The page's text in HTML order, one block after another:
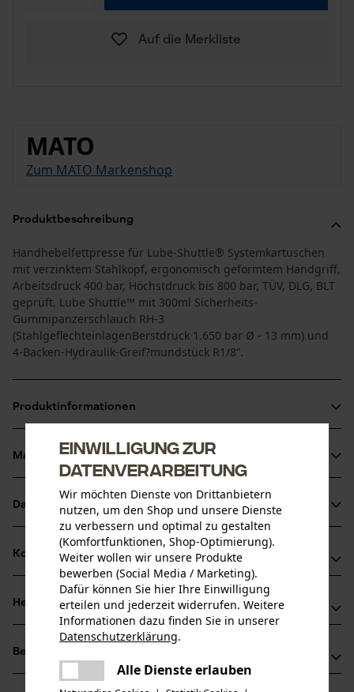
Auf die Merkliste
MATO
Zum MATO Markenshop
Produktbeschreibung
Handhebelfettpresse für Lube-Shuttle® Systemkartuschen
mit verzinktem Stahlkopf, ergonomisch geformtem Handgriff,
Arbeitsdruck 400 bar, Höchstdruck bis 800 bar, TÜV, DLG, BLT
geprüft. Lube Shuttle™ mit 300ml Sicherheits-
Gummipanzerschlauch RH-3
(StahlgeflechteinlagenBerstdruck 1.650 bar Ø - 13 mm) und
4-Backen-Hydraulik-Greif?mundstück R1/8“.
Produktinformationen
Produktdetails
Aktivitätstyp
Wartung
Altersgruppe
Erwachsener
Anzahl Teile
Material & Pflege
Material
Hauptmaterial
Material Hinweis
verzinktem Stahlkopf
Datenblätter
Produktsicherheitsdatenblatt (PDF)
Herstellerdatenblatt (PDF)
Kompatibilität
Kompatibel Mit
Lube-Shuttle
Herstellerinformationen
MATO GmbH & Co. KG
Benzstraße 16-24
63165 Mühlheim/Main, Deutschland
Bewertungen
Einwilligung zur
Datenverarbeitung
Wir möchten Dienste von Drittanbietern
nutzen, um den Shop und unsere Dienste
zu verbessern und optimal zu gestalten
(Komfortfunktionen, Shop-Optimierung).
Weiter wollen wir unsere Produkte
bewerben (Social Media / Marketing).
Dafür können Sie hier Ihre Einwilligung
erteilen und jederzeit widerrufen. Weitere
Informationen dazu finden Sie in unserer
Datenschutzerklärung.
Alle Dienste erlauben
Es ist ein Fehler aufgetreten. Bitte
versuchen Sie es erneut.